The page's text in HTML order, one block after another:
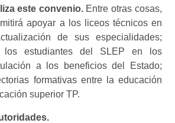
este convenio. Entre otras cosas,
apoyar a los liceos técnicos en
de sus especialidades;
los estudiantes del SLEP en los
a los beneficios del Estado;
formativas entre la educación
superior TP.